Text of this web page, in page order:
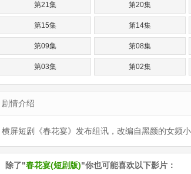
第21集 第20集
第15集 第14集
第09集 第08集
第03集 第02集
剧情介绍
横屏短剧《春花宴》发布组讯，改编自黑颜的女频
除了"春花宴(短剧版)"你也可能喜欢以下影片：